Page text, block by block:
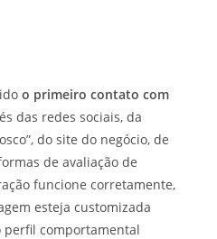
o primeiro contato com
das redes sociais, da
do site do negócio, de
de avaliação de
funcione corretamente,
esteja customizada
comportamental